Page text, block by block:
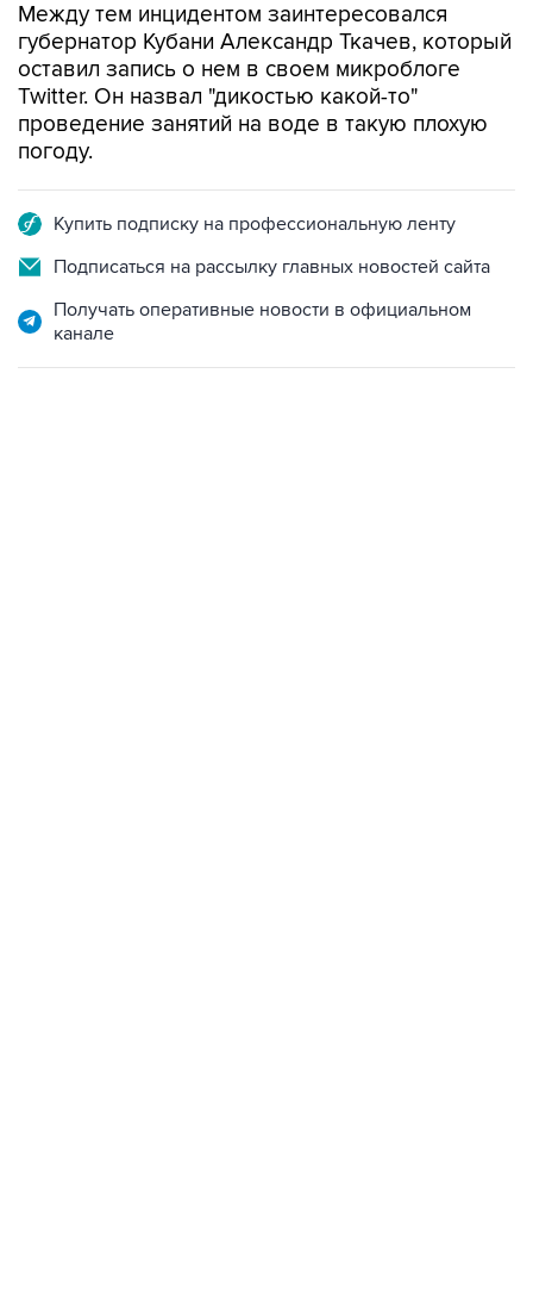
Между тем инцидентом заинтересовался
губернатор Кубани Александр Ткачев, который
оставил запись о нем в своем микроблоге
Twitter. Он назвал "дикостью какой-то"
проведение занятий на воде в такую плохую
погоду.
Купить подписку на профессиональную ленту
Подписаться на рассылку главных новостей сайта
Получать оперативные новости в официальном
канале